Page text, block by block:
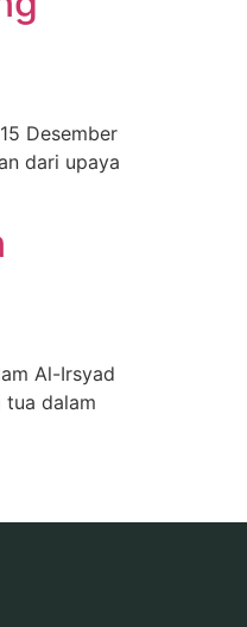
Desember
dari upaya
Al-Irsyad
tua dalam